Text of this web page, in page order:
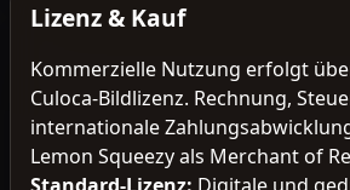
Lizenz & Kauf
Kommerzielle Nutzung erfolgt
Culoca-Bildlizenz. Rechnung,
internationale
Lemon Squeezy als Merchant of